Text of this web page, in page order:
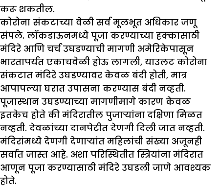
करू शकतील.
कोरोना संकटाच्या वेळी सर्व मूलभूत अधिकार जणू
संपले. लॉकडाऊनमध्ये पूजा करण्याच्या हक्कासाठी
मंदिरे आणि चर्च उघडण्याची मागणी अमेरिकेपासून
भारतापर्यंत एकाचवेळी होऊ लागली, याउलट कोरोना
संकटात मंदिरे उघडण्यावर केवळ बंदी होती, मात्र
आपापल्या घरात उपासना करण्यास बंदी नव्हती.
पूजास्थान उघडण्याच्या मागणीमागे कारण केवळ
इतकेच होते की मंदिरातील पुजाऱ्यांना दक्षिणा मिळत
नव्हती. देवळांच्या दानपेटीत देणगी दिली जात नव्हती.
मंदिरांमध्ये देणगी देणाऱ्यांत महिलांची संख्या अजूनही
सर्वात जास्त आहे. अशा परिस्थितीत स्त्रियांना मंदिरात
आणून पूजा करण्यासाठी मंदिरे उघडली जाणे आवश्यक
होते.